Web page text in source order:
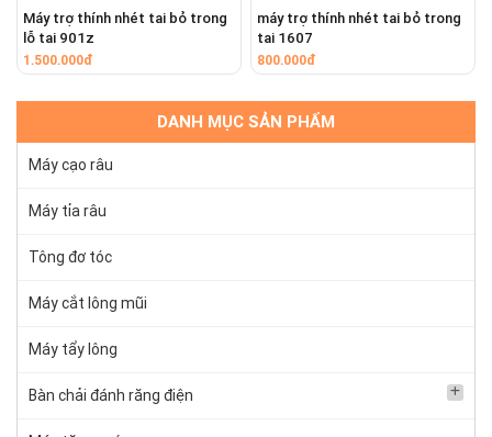
DANH MỤC SẢN PHẨM
Máy cạo râu
Máy tỉa râu
Tông đơ tóc
Máy cắt lông mũi
Máy tẩy lông
Bàn chải đánh răng điện
Máy trợ thính nhét tai bỏ trong
lỗ tai 901z
1.500.000đ
máy trợ thính nhét tai bỏ trong
tai 1607
800.000đ